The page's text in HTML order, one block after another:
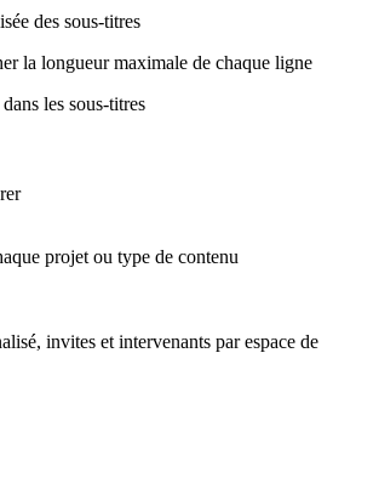
des sous-titres
la longueur maximale de chaque ligne
les sous-titres
projet ou type de contenu
invites et intervenants par espace de